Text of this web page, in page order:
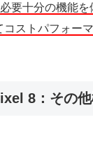
要十分の機能を
コストパフォー
8：その